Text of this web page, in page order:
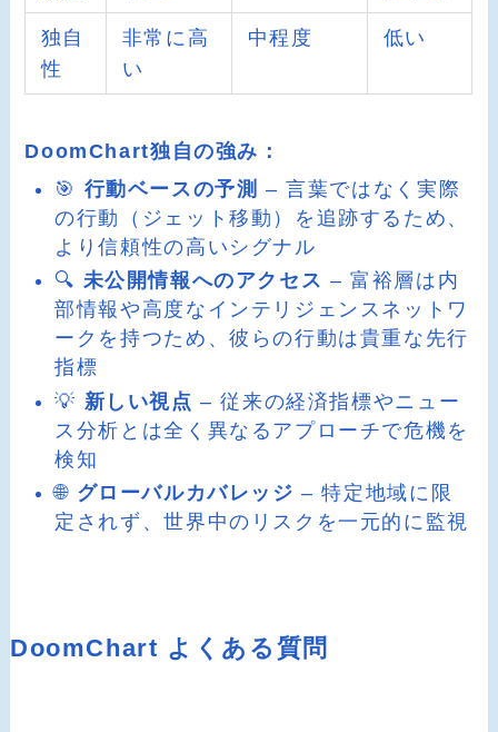
独自
性
非常に高
い
中程度 低い
DoomChart独自の強み：
🎯 行動ベースの予測 – 言葉ではなく実際
の行動（ジェット移動）を追跡するため、
より信頼性の高いシグナル
🔍 未公開情報へのアクセス – 富裕層は内
部情報や高度なインテリジェンスネットワ
ークを持つため、彼らの行動は貴重な先行
指標
💡 新しい視点 – 従来の経済指標やニュー
ス分析とは全く異なるアプローチで危機を
検知
🌐 グローバルカバレッジ – 特定地域に限
定されず、世界中のリスクを一元的に監視
DoomChart よくある質問